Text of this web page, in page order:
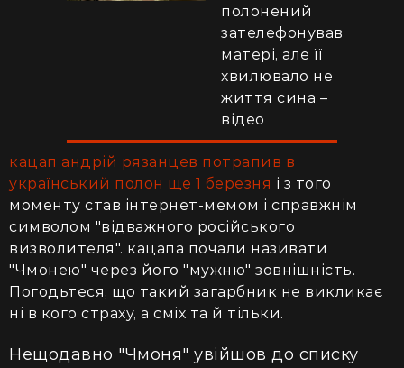
полонений
зателефонував
матері, але її
хвилювало не
життя сина –
відео
кацап андрій рязанцев потрапив в
український полон ще 1 березня і з того
моменту став інтернет-мемом і справжнім
символом "відважного російського
визволителя". кацапа почали називати
"Чмонею" через його "мужню" зовнішність.
Погодьтеся, що такий загарбник не викликає
ні в кого страху, а сміх та й тільки.
Нещодавно "Чмоня" увійшов до списку